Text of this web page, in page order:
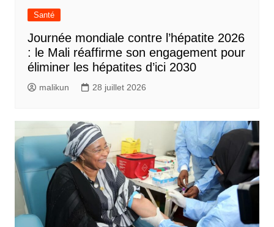
Santé
Journée mondiale contre l’hépatite 2026
: le Mali réaffirme son engagement pour
éliminer les hépatites d’ici 2030
malikun 28 juillet 2026